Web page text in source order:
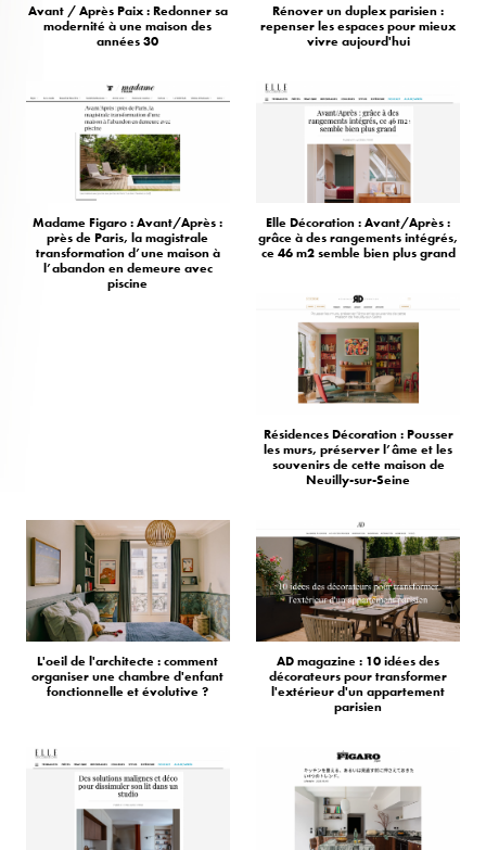
Avant / Après Paix : Redonner sa
modernité à une maison des
années 30
Rénover un duplex parisien :
repenser les espaces pour mieux
vivre aujourd'hui
Madame Figaro : Avant/Après :
près de Paris, la magistrale
transformation d’une maison à
l’abandon en demeure avec
piscine
Elle Décoration : Avant/Après :
grâce à des rangements intégrés,
ce 46 m2 semble bien plus grand
Résidences Décoration : Pousser
les murs, préserver l’âme et les
souvenirs de cette maison de
Neuilly-sur-Seine
L'oeil de l'architecte : comment
organiser une chambre d'enfant
fonctionnelle et évolutive ?
AD magazine : 10 idées des
décorateurs pour transformer
l'extérieur d'un appartement
parisien